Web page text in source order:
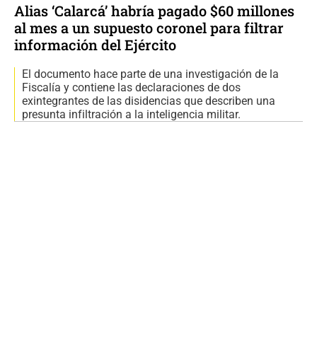
Alias ‘Calarcá’ habría pagado $60 millones
al mes a un supuesto coronel para filtrar
información del Ejército
El documento hace parte de una investigación de la
Fiscalía y contiene las declaraciones de dos
exintegrantes de las disidencias que describen una
presunta infiltración a la inteligencia militar.